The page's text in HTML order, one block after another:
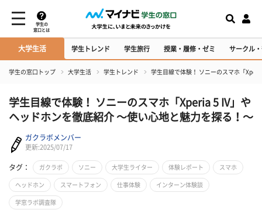
学生の
窓口とは
大学生活 学生トレンド 学生旅行 授業・履修・ゼミ サークル
学生の窓口トップ 大学生活 学生トレンド 学生目線で体験！ ソニーのスマホ「
学生目線で体験！ ソニーのスマホ「Xperia 5 IV」や
ヘッドホンを徹底紹介 ～使い心地と魅力を探る！～
ガクラボメンバー
更新:2025/07/17
タグ： ガクラボ ソニー 大学生ライター 体験レポート スマホ
ヘッドホン スマートフォン 仕事体験 インターン体験談
学窓ラボ調査隊